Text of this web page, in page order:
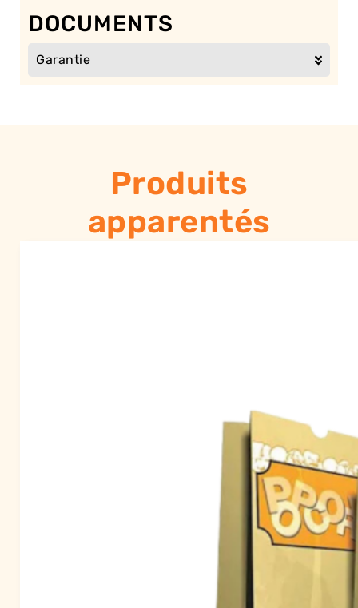
DOCUMENTS
Garantie
Produits
apparentés